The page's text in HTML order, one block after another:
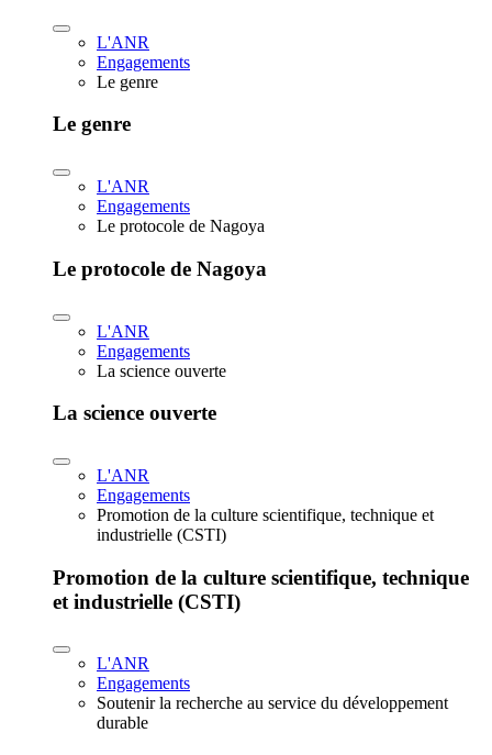
L'ANR
Engagements
Le genre
Le genre
L'ANR
Engagements
Le protocole de Nagoya
Le protocole de Nagoya
L'ANR
Engagements
La science ouverte
La science ouverte
L'ANR
Engagements
Promotion de la culture scientifique, technique et
industrielle (CSTI)
Promotion de la culture scientifique, technique
et industrielle (CSTI)
L'ANR
Engagements
Soutenir la recherche au service du développement
durable